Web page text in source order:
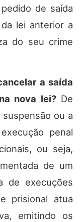
de saída
lei anterior a
do seu crime
a saída
nova lei?De
ou a
penal
ou seja,
de um
de execuções
prisional atua
emitindo os